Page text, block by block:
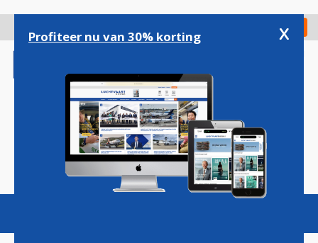
gaan
Check in
Magazine Podcasts Vacatures
Profiteer nu van 30% korting x